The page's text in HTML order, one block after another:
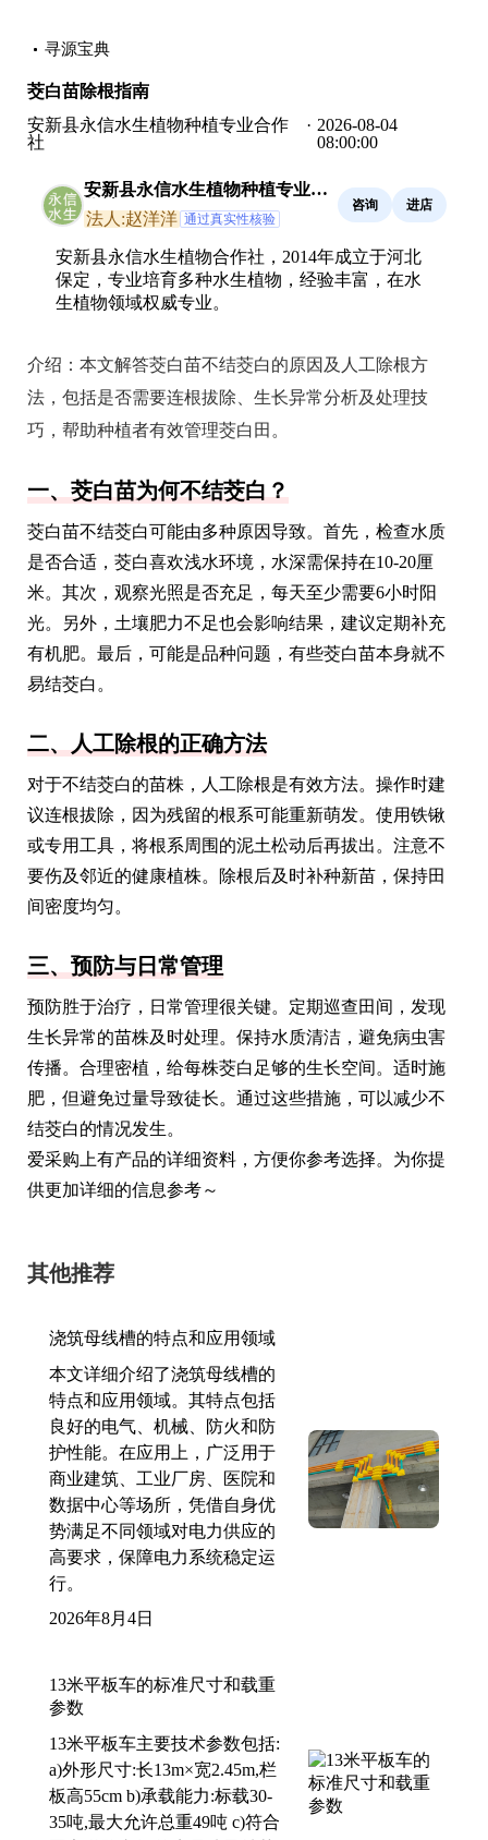
寻源宝典
茭白苗除根指南
安新县永信水生植物种植专业合作
社
· 2026-08-04
08:00:00
安新县永信水生植物种植专业合
作社
法人:赵洋洋 通过真实性核验
咨询 进店
安新县永信水生植物合作社，2014年成立于河北
保定，专业培育多种水生植物，经验丰富，在水
生植物领域权威专业。
介绍： 本文解答茭白苗不结茭白的原因及人工除根方
法，包括是否需要连根拔除、生长异常分析及处理技
巧，帮助种植者有效管理茭白田。
一、茭白苗为何不结茭白？
茭白苗不结茭白可能由多种原因导致。首先，检查水质
是否合适，茭白喜欢浅水环境，水深需保持在10-20厘
米。其次，观察光照是否充足，每天至少需要6小时阳
光。另外，土壤肥力不足也会影响结果，建议定期补充
有机肥。最后，可能是品种问题，有些茭白苗本身就不
易结茭白。
二、人工除根的正确方法
对于不结茭白的苗株，人工除根是有效方法。操作时建
议连根拔除，因为残留的根系可能重新萌发。使用铁锹
或专用工具，将根系周围的泥土松动后再拔出。注意不
要伤及邻近的健康植株。除根后及时补种新苗，保持田
间密度均匀。
三、预防与日常管理
预防胜于治疗，日常管理很关键。定期巡查田间，发现
生长异常的苗株及时处理。保持水质清洁，避免病虫害
传播。合理密植，给每株茭白足够的生长空间。适时施
肥，但避免过量导致徒长。通过这些措施，可以减少不
结茭白的情况发生。
爱采购上有产品的详细资料，方便你参考选择。为你提
供更加详细的信息参考～
其他推荐
浇筑母线槽的特点和应用领域
本文详细介绍了浇筑母线槽的
特点和应用领域。其特点包括
良好的电气、机械、防火和防
护性能。在应用上，广泛用于
商业建筑、工业厂房、医院和
数据中心等场所，凭借自身优
势满足不同领域对电力供应的
高要求，保障电力系统稳定运
行。
2026年8月4日
13米平板车的标准尺寸和载重
参数
13米平板车主要技术参数包括:
a)外形尺寸:长13m×宽2.45m,栏
板高55cm b)承载能力:标载30-
35吨,最大允许总重49吨 c)符合